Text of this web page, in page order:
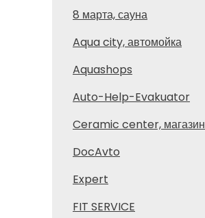
8 марта, сауна
Aqua city, автомойка
Aquashops
Auto-Help-Evakuator
Ceramic center, магазин
DocAvto
Expert
FIT SERVICE